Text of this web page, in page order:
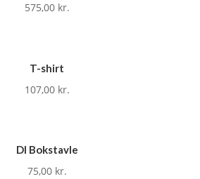
575,00 kr.
T-shirt
107,00 kr.
DI Bokstavle
75,00 kr.